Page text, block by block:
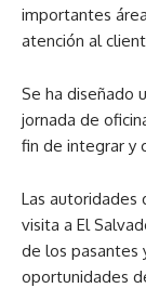
importantes
atención al
Se ha diseñado
jornada de
fin de integrar y
Las autoridades
visita a El
de los pasantes
oportunidades